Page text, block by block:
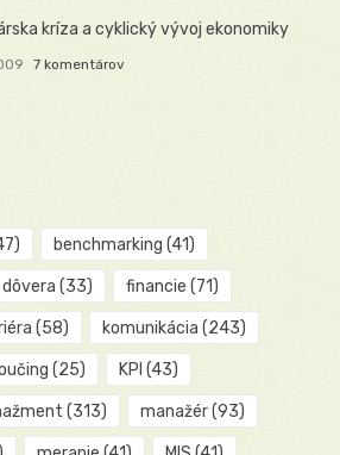
kríza a cyklický vývoj ekonomiky
7 komentárov
benchmarking (41)
dôvera (33) financie (71)
(58) komunikácia (243)
(25) KPI (43)
(313) manažér(93)